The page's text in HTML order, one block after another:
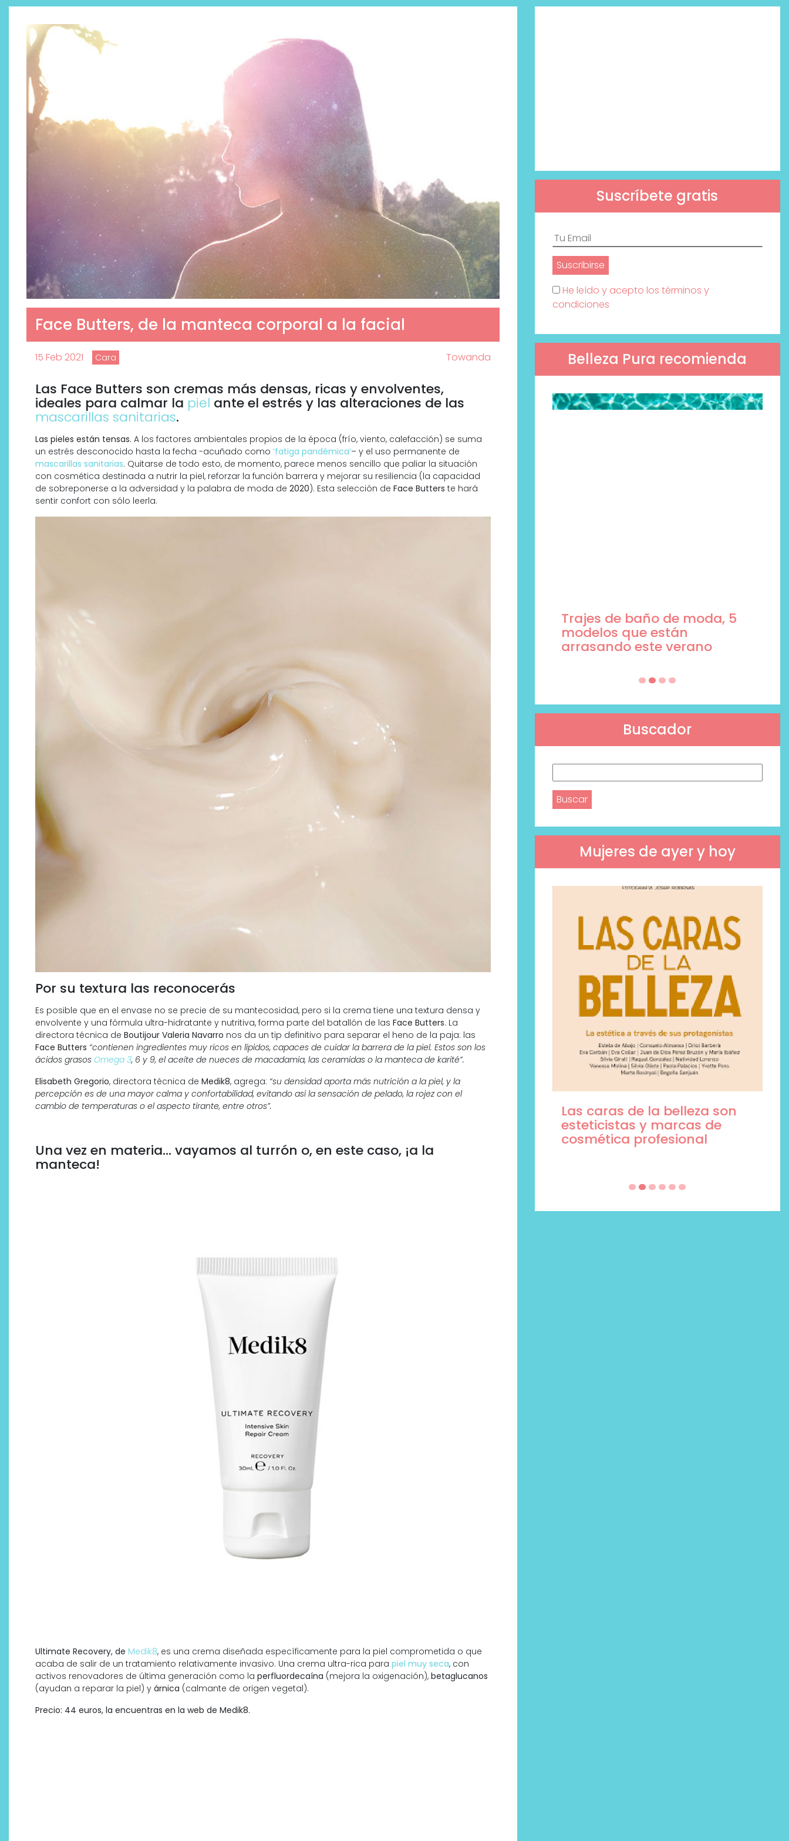
Face Butters, de la manteca corporal a la facial
15 Feb 2021 Cara Towanda
Las Face Butters son cremas más densas, ricas y envolventes,
ideales para calmar la piel ante el estrés y las alteraciones de las
mascarillas sanitarias.
Las pieles están tensas. A los factores ambientales propios de la época (frío, viento, calefacción) se suma
un estrés desconocido hasta la fecha -acuñado como ‘fatiga pandémica’– y el uso permanente de
mascarillas sanitarias. Quitarse de todo esto, de momento, parece menos sencillo que paliar la situación
con cosmética destinada a nutrir la piel, reforzar la función barrera y mejorar su resiliencia (la capacidad
de sobreponerse a la adversidad y la palabra de moda de 2020). Esta selección de Face Butters te hará
sentir confort con sólo leerla.
Por su textura las reconocerás
Es posible que en el envase no se precie de su mantecosidad, pero si la crema tiene una textura densa y
envolvente y una fórmula ultra-hidratante y nutritiva, forma parte del batallón de las Face Butters. La
directora técnica de Boutijour Valeria Navarro nos da un tip definitivo para separar el heno de la paja: las
Face Butters “contienen ingredientes muy ricos en lípidos, capaces de cuidar la barrera de la piel. Estos son los
ácidos grasos Omega 3, 6 y 9, el aceite de nueces de macadamia, las ceramidas o la manteca de karité”.
Elisabeth Gregorio, directora técnica de Medik8, agrega: “su densidad aporta más nutrición a la piel, y la
percepción es de una mayor calma y confortabilidad, evitando así la sensación de pelado, la rojez con el
cambio de temperaturas o el aspecto tirante, entre otros”.
Una vez en materia… vayamos al turrón o, en este caso, ¡a la
manteca!
Ultimate Recovery, de Medik8, es una crema diseñada específicamente para la piel comprometida o que
acaba de salir de un tratamiento relativamente invasivo. Una crema ultra-rica para piel muy seca, con
activos renovadores de última generación como la perfluordecaína (mejora la oxigenación), betaglucanos
(ayudan a reparar la piel) y árnica (calmante de origen vegetal).
Precio: 44 euros, la encuentras en la web de Medik8.
Suscríbete gratis
He leído y acepto los términos y
condiciones
Belleza Pura recomienda
Descubre cómo la cosmética
bienestar más buscados
Trajes de baño de moda, 5
modelos que están
arrasando este verano
Buscador
Mujeres de ayer y hoy
¿Qué revelan las zapatillas
objeto-artista?
Las caras de la belleza son
esteticistas y marcas de
cosmética profesional